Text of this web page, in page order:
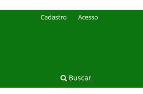
Buscar
Cadastro Acesso